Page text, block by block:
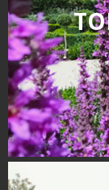
Pasear
de cien
Los más
Francia
Otras
El Pays des
Rouergue